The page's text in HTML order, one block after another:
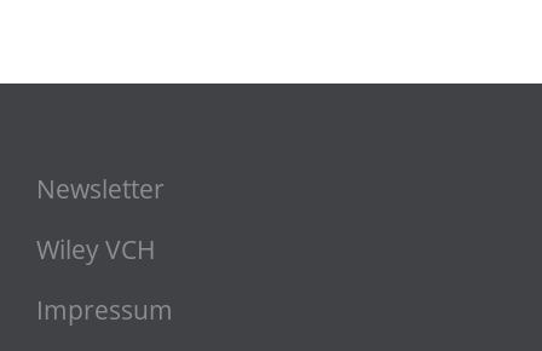
Newsletter
Wiley VCH
Impressum